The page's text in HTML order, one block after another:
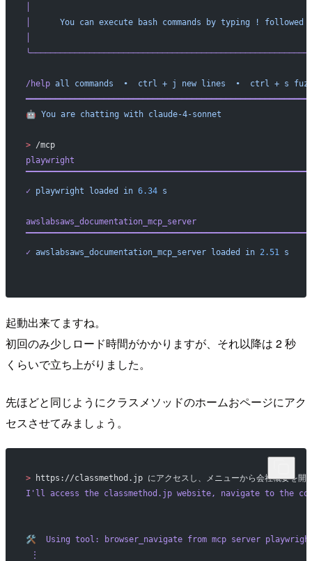
      You
can execute bash commands by typing ! followed
/help all commands
  •
  ctrl
+ j new lines
  •
  ctrl
+ s
🤖 You are chatting with claude-4-sonnet
> /mcp
playwright
✓ playwright loaded in 6.34 s
awslabsaws_documentation_mcp_server
✓ awslabsaws_documentation_mcp_server loaded in 2.51 s
起動出来てますね。
初回のみ少しロード時間がかかりますが、それ以降は 2 秒
くらいで立ち上がりました。
先ほどと同じようにクラスメソッドのホームおページにアク
セスさせてみましょう。
> https://classmethod.jp にアクセスし、メニューから会社概要を開い
I 'll access the classmethod.jp website, navigate to the
🛠️  Using tool: browser_navigate from mcp server
⋮